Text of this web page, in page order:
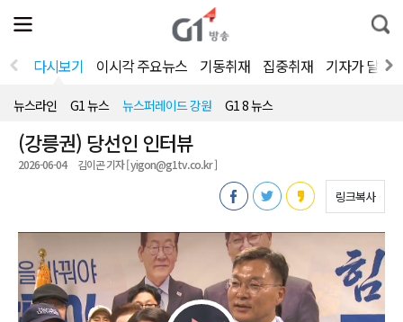
전
체
뉴
열
통
합
색
다시보기 이시각 주요뉴스 기동취재 집중취재 기자가 달려
뉴스라인 G1 뉴스 뉴스퍼레이드 강원 G1 8 뉴스
(강릉권) 당선인 인터뷰
2026-06-04 김이곤 기자 [ yigon@g1tv.co.kr ]
링크복사